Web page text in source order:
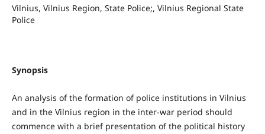
Vilnius, Vilnius Region, State Police;, Vilnius Regional State
Police
Synopsis
An analysis of the formation of police institutions in Vilnius
and in the Vilnius region in the inter-war period should
commence with a brief presentation of the political history